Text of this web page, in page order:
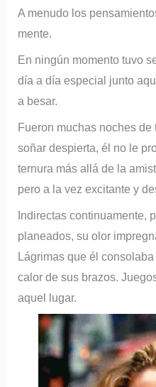
A menudo los
mente.
En ningún momento tuvo
día a día especial junto
a besar.
Fueron muchas noches
soñar despierta, él no le
ternura más allá de la
pero a la vez excitante y
Indirectas continuamente,
planeados, su olor
Lágrimas que él
calor de sus brazos.
aquel lugar.